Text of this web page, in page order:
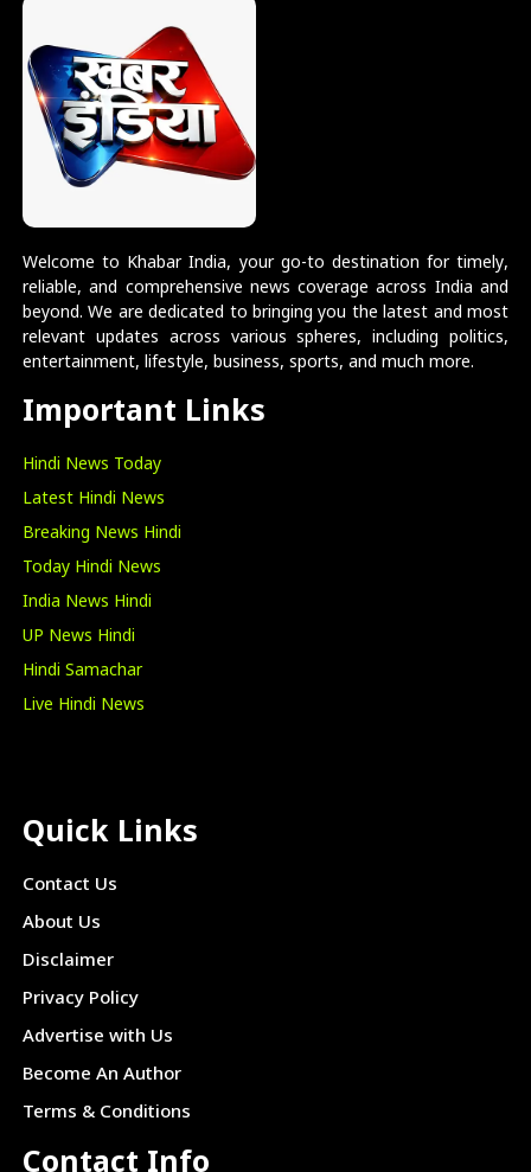
Welcome to Khabar India, your go-to destination for timely,
reliable, and comprehensive news coverage across India and
beyond. We are dedicated to bringing you the latest and most
relevant updates across various spheres, including politics,
entertainment, lifestyle, business, sports, and much more.
Important Links
Hindi News Today
Latest Hindi News
Breaking News Hindi
Today Hindi News
India News Hindi
UP News Hindi
Hindi Samachar
Live Hindi News
Quick Links
Contact Us
About Us
Disclaimer
Privacy Policy
Advertise with Us
Become An Author
Terms & Conditions
Contact Info